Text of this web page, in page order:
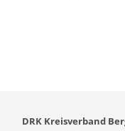
DRK Kreisverband